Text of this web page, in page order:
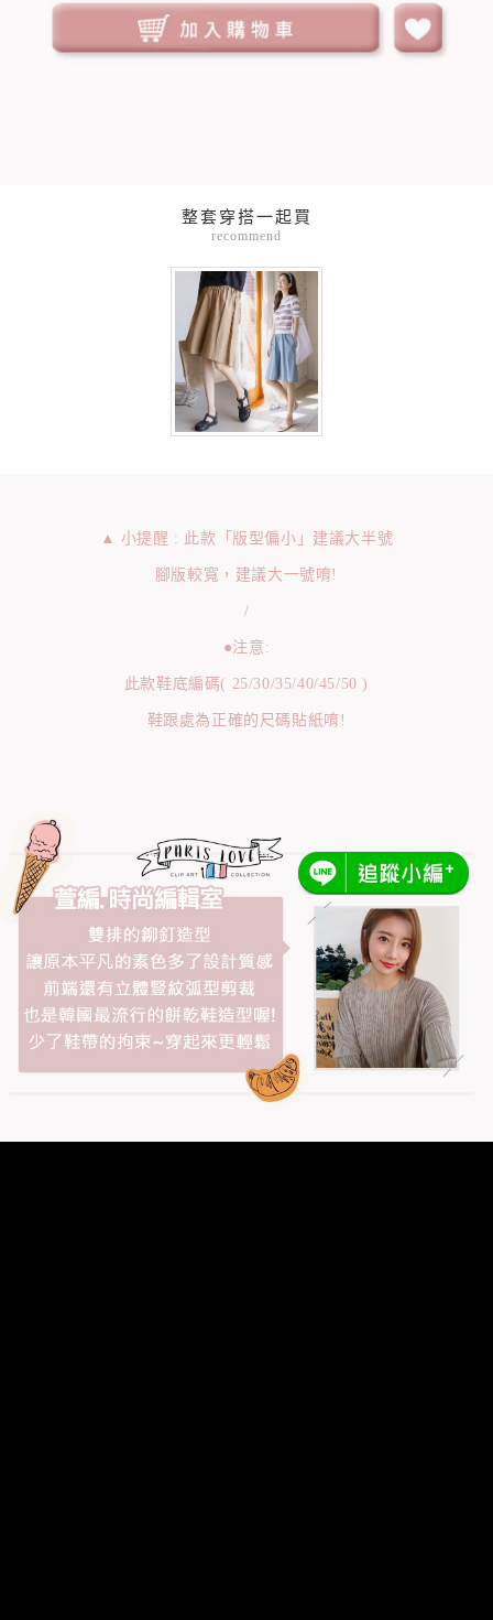
整套穿搭一起買
recommend
▲ 小提醒 : 此款「版型偏小」建議大半號
腳版較寬，建議大一號唷!
/
●注意:
此款鞋底編碼( 25/30/35/40/45/50 )
鞋跟處為正確的尺碼貼紙唷!